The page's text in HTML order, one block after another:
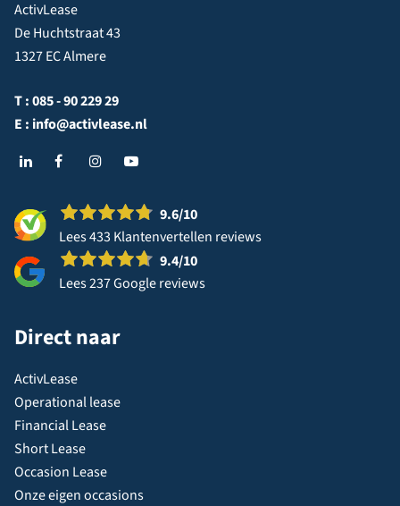
ActivLease
De Huchtstraat 43
1327 EC Almere
T :085 - 90 229 29
E : info@activlease.nl
9.6/10
Lees 433 Klantenvertellen reviews
9.4/10
Lees 237 Google reviews
Direct naar
ActivLease
Operational lease
Financial Lease
Short Lease
Occasion Lease
Onze eigen occasions